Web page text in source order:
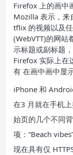
Firefox 上的画中
Mozilla 表示，来
tflix 的视频以及
(WebVTT)的网站
示标题或副标题
Firefox 实际上
有 在画中画中显
iPhone 和
在3 月就在手机
始页的几个不同
项：“Beach
现在具有仅